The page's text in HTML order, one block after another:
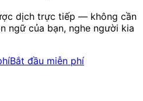
dịch trực tiếp — không cần
ngữ của bạn, nghe người kia
Bắt đầu miễn phí